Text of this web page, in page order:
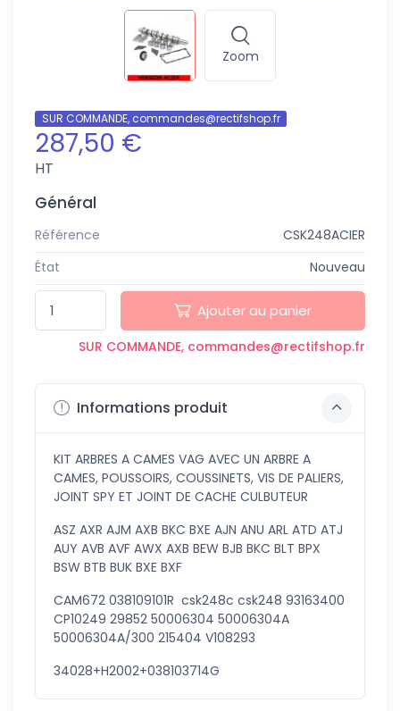
Zoom
SUR COMMANDE, commandes@rectifshop.fr
287,50 €
HT
Général
Référence
CSK248ACIER
État
Nouveau
Ajouter au panier
SUR COMMANDE, commandes@rectifshop.fr
Informations produit
KIT ARBRES A CAMES VAG AVEC UN ARBRE A
CAMES, POUSSOIRS, COUSSINETS, VIS DE PALIERS,
JOINT SPY ET JOINT DE CACHE CULBUTEUR
ASZ AXR AJM AXB BKC BXE AJN ANU ARL ATD ATJ
AUY AVB AVF AWX AXB BEW BJB BKC BLT BPX
BSW BTB BUK BXE BXF
CAM672 038109101R csk248c csk248 93163400
CP10249 29852 50006304 50006304A
50006304A/300 215404 V108293
34028+H2002+038103714G